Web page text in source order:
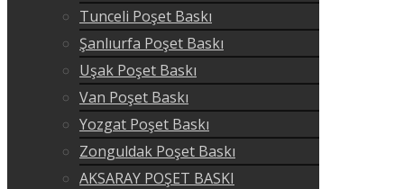
Tunceli Poşet Baskı
Şanlıurfa Poşet Baskı
Uşak Poşet Baskı
Van Poşet Baskı
Yozgat Poşet Baskı
Zonguldak Poşet Baskı
AKSARAY POŞET BASKI